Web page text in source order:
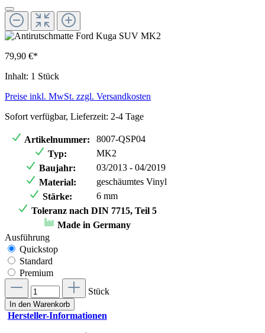
79,90 €*
Inhalt: 1 Stück
Preise inkl. MwSt. zzgl. Versandkosten
Sofort verfügbar, Lieferzeit: 2-4 Tage
Artikelnummer:
8007-QSP04
Typ:
MK2
Baujahr:
03/2013 - 04/2019
Material:
geschäumtes Vinyl
Stärke:
6 mm
Toleranz nach DIN 7715, Teil 5
Made in Germany
Ausführung
Quickstop
Standard
Premium
Stück
In den Warenkorb
Hersteller-Informationen